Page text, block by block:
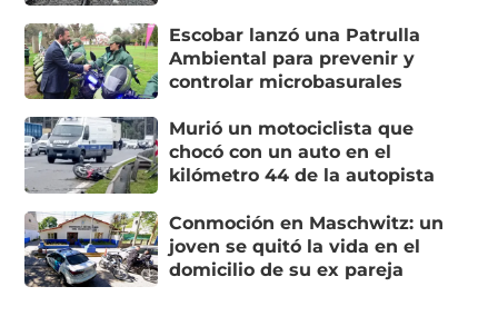
Escobar lanzó una Patrulla
Ambiental para prevenir y
controlar microbasurales
Murió un motociclista que
chocó con un auto en el
kilómetro 44 de la autopista
Conmoción en Maschwitz: un
joven se quitó la vida en el
domicilio de su ex pareja